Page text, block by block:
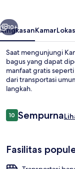
Berikutnya
10+
RingkasanKamar
Saat mengunjungi
bagus yang dapat
manfaat gratis
dari transportasi
langkah.
Ulasan
1010 dari 10
Sempurna
Fasilitas